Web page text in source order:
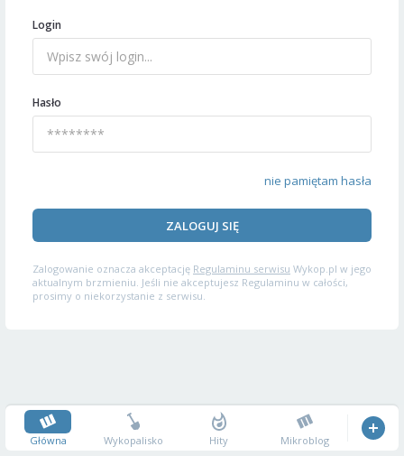
Login
Hasło
nie pamiętam hasła
ZALOGUJ SIĘ
Zalogowanie oznacza akceptację Regulaminu serwisu Wykop.pl w jego
aktualnym brzmieniu. Jeśli nie akceptujesz Regulaminu w całości,
prosimy o niekorzystanie z serwisu.
Główna Wykopalisko Hity Mikroblog